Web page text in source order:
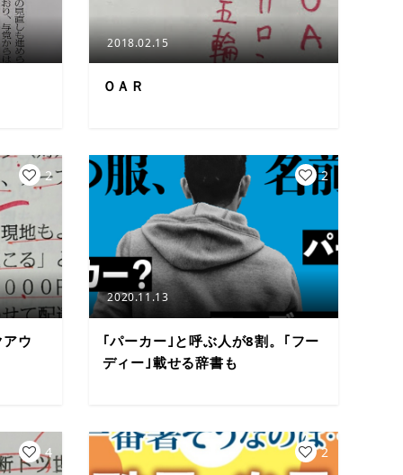
2018.02.15
ＯＡＲ
ウ
2
2020.11.13
｢パーカー｣と呼ぶ人が8割。｢フー
ディー｣載せる辞書も
2
4 2